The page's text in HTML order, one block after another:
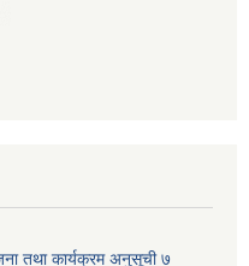
तथा कार्यक्रम अनुसूची ७